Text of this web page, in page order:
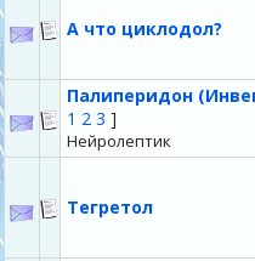
А что циклодол?
Палиперидон
1 2 3 ]
Нейролептик
Тегретол